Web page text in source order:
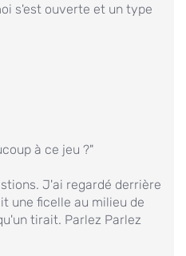
s'est ouverte et un type
à ce jeu ?"
J'ai regardé derrière
une ficelle au milieu de
tirait. Parlez Parlez